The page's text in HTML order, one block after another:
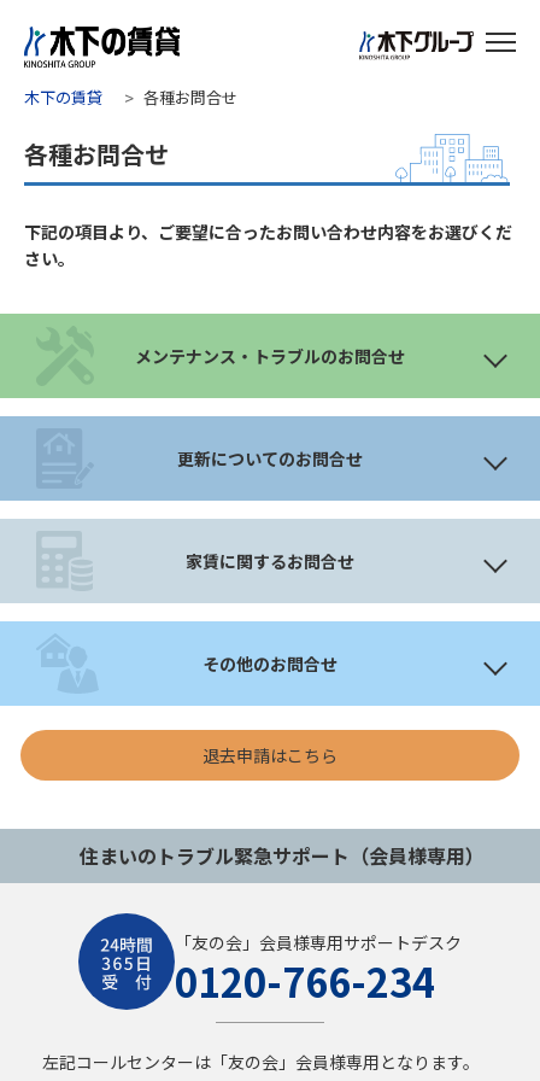
木下の賃貸 各種お問合せ
各種お問合せ
下記の項目より、ご要望に合ったお問い合わせ内容をお選びくだ
さい。
メンテナンス・トラブルのお問合せ
更新についてのお問合せ
家賃に関するお問合せ
その他のお問合せ
退去申請はこちら
住まいのトラブル緊急サポート（会員様専用）
「友の会」会員様専用サポートデスク
0120-766-234
左記コールセンターは「友の会」会員様専用となります。